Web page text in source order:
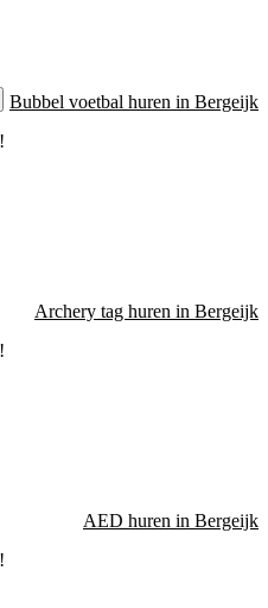
Bubbel voetbal huren in Bergeijk
Archery tag huren in Bergeijk
AED huren in Bergeijk